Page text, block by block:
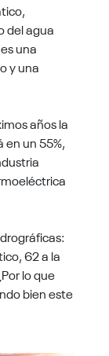
del agua
una
y una
años la
un 55%,
62 a la
lo que
bien este